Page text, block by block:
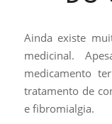
Ainda existe
medicinal.
medicamento
tratamento de
e fibromialgia.